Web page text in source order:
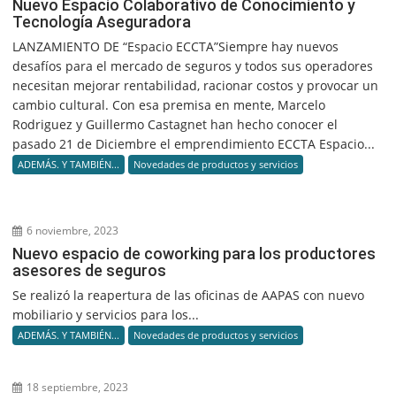
Nuevo Espacio Colaborativo de Conocimiento y
Tecnología Aseguradora
LANZAMIENTO DE “Espacio ECCTA”Siempre hay nuevos
desafíos para el mercado de seguros y todos sus operadores
necesitan mejorar rentabilidad, racionar costos y provocar un
cambio cultural. Con esa premisa en mente, Marcelo
Rodriguez y Guillermo Castagnet han hecho conocer el
pasado 21 de Diciembre el emprendimiento ECCTA Espacio...
ADEMÁS. Y TAMBIÉN... Novedades de productos y servicios
6 noviembre, 2023
Nuevo espacio de coworking para los productores
asesores de seguros
Se realizó la reapertura de las oficinas de AAPAS con nuevo
mobiliario y servicios para los...
ADEMÁS. Y TAMBIÉN... Novedades de productos y servicios
18 septiembre, 2023